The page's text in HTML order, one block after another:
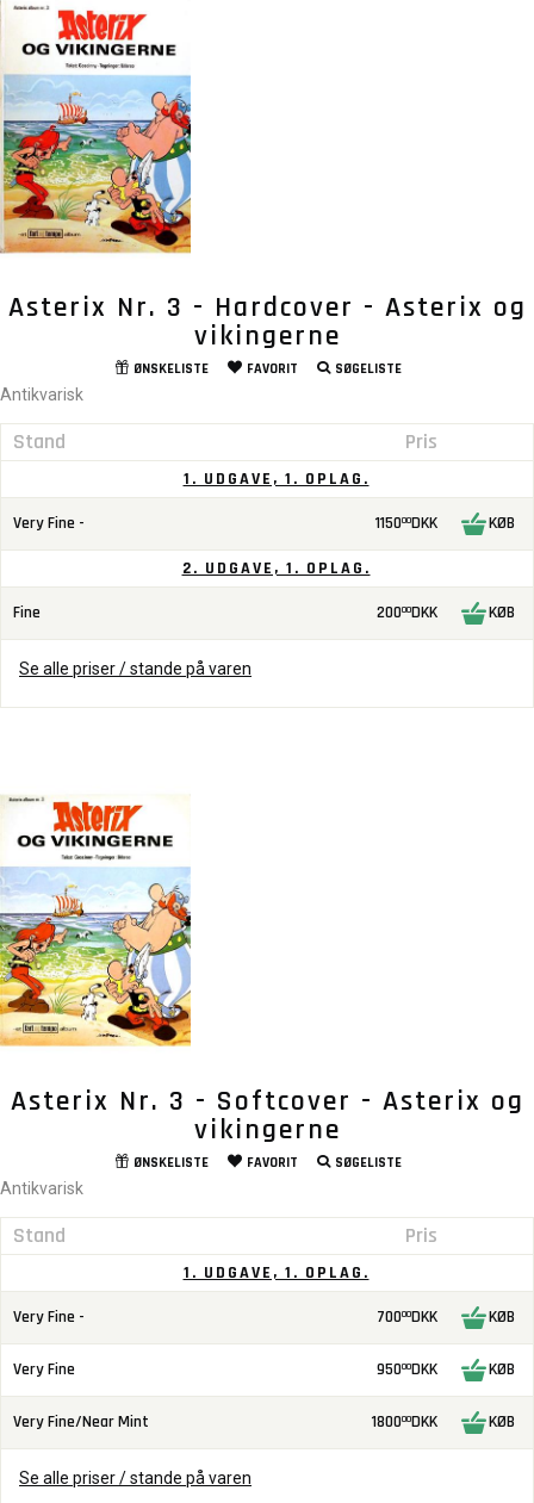
Asterix Nr. 3 - Hardcover - Asterix og
vikingerne
ØNSKELISTE FAVORIT SØGELISTE
Antikvarisk
Stand Pris
1. UDGAVE, 1. OPLAG.
Very Fine - 115000DKK KØB
2. UDGAVE, 1. OPLAG.
Fine 20000DKK KØB
Se alle priser / stande på varen
Asterix Nr. 3 - Softcover - Asterix og
vikingerne
ØNSKELISTE FAVORIT SØGELISTE
Antikvarisk
Stand Pris
1. UDGAVE, 1. OPLAG.
Very Fine - 70000DKK KØB
Very Fine 95000DKK KØB
Very Fine/Near Mint 180000DKK KØB
Se alle priser / stande på varen